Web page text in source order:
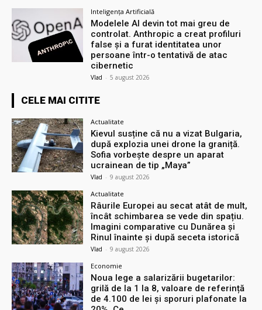
Inteligența Artificială
Modelele AI devin tot mai greu de
controlat. Anthropic a creat profiluri
false și a furat identitatea unor
persoane într-o tentativă de atac
cibernetic
Vlad - 5 august 2026
CELE MAI CITITE
Actualitate
Kievul susține că nu a vizat Bulgaria,
după explozia unei drone la graniță.
Sofia vorbește despre un aparat
ucrainean de tip „Maya”
Vlad - 9 august 2026
Actualitate
Râurile Europei au secat atât de mult,
încât schimbarea se vede din spațiu.
Imagini comparative cu Dunărea și
Rinul înainte și după seceta istorică
Vlad - 9 august 2026
Economie
Noua lege a salarizării bugetarilor:
grilă de la 1 la 8, valoare de referință
de 4.100 de lei și sporuri plafonate la